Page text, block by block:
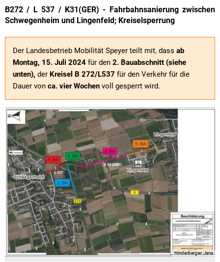
B272 / L 537 / K31(GER) - Fahrbahnsanierung zwischen
Schwegenheim und Lingenfeld; Kreiselsperrung
Der Landesbetrieb Mobilität Speyer teilt mit, dass ab
Montag, 15. Juli 2024 für den 2. Bauabschnitt (siehe
unten), der Kreisel B 272/L537 für den Verkehr für die
Dauer von ca. vier Wochen voll gesperrt wird.
Hinderberger, Jana